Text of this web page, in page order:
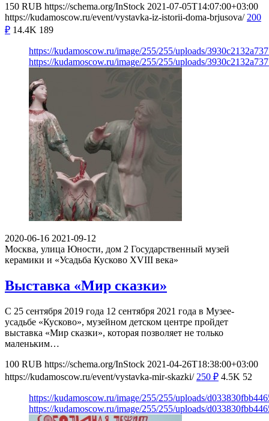
150 RUB https://schema.org/InStock 2021-07-05T14:07:00+03:00
https://kudamoscow.ru/event/vystavka-iz-istorii-doma-brjusova/ 200
₽ 14.4K 189
https://kudamoscow.ru/image/255/255/uploads/
https://kudamoscow.ru/image/255/255/uploads/
2020-06-16 2021-09-12
Москва, улица Юности, дом 2 Государственный музей
керамики и «Усадьба Кусково XVIII века»
Выставка «Мир сказки»
С 25 сентября 2019 года 12 сентября 2021 года в Музее-
усадьбе «Кусково», музейном детском центре пройдет
выставка «Мир сказки», которая позволяет не только
маленьким…
100 RUB https://schema.org/InStock 2021-04-26T18:38:00+03:00
https://kudamoscow.ru/event/vystavka-mir-skazki/ 250 ₽ 4.5K 52
https://kudamoscow.ru/image/255/255/uploads/
https://kudamoscow.ru/image/255/255/uploads/